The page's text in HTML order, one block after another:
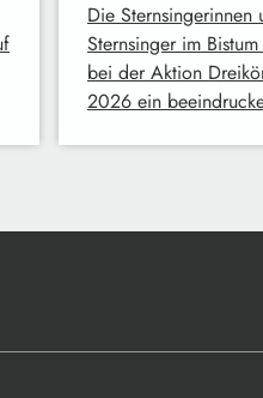
Die Sternsingerinnen
Sternsinger im
bei der Aktion
2026 ein